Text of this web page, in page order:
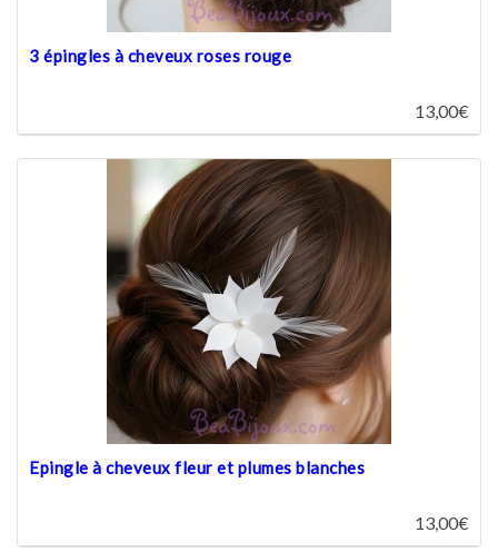
3 épingles à cheveux roses rouge
13,00€
Epingle à cheveux fleur et plumes blanches
13,00€